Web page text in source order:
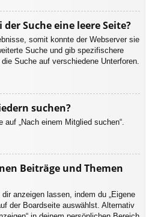
Suche eine leere Seite?
somit konnte der Webserver sie
Suche und gib spezifischere
Suche auf verschiedene Unterforen.
suchen?
„Nach einem Mitglied suchen“.
Beiträge und Themen
anzeigen lassen, indem du „Eigene
der Boardseite auswählst. Alternativ